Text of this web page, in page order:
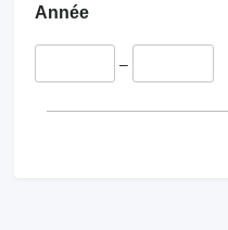
tuyaux de vanne EGR
tuyaux d'injecteur
moteur
Année
–